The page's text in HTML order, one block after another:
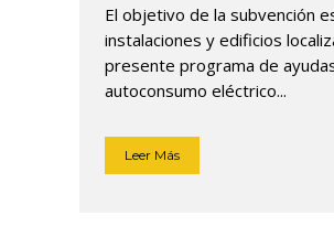
El objetivo de la subvención
instalaciones y edificios
presente programa de
autoconsumo eléctrico...
Leer Más